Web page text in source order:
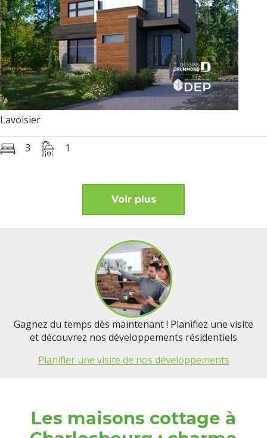
Lavoisier
3 1
Voir plus
Gagnez du temps dès maintenant ! Planifiez une visite
et découvrez nos développements résidentiels
Planifier une visite de nos développements
Les maisons cottage à